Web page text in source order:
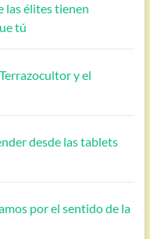
las élites tienen
tú
y el
desde las tablets
por el sentido de la